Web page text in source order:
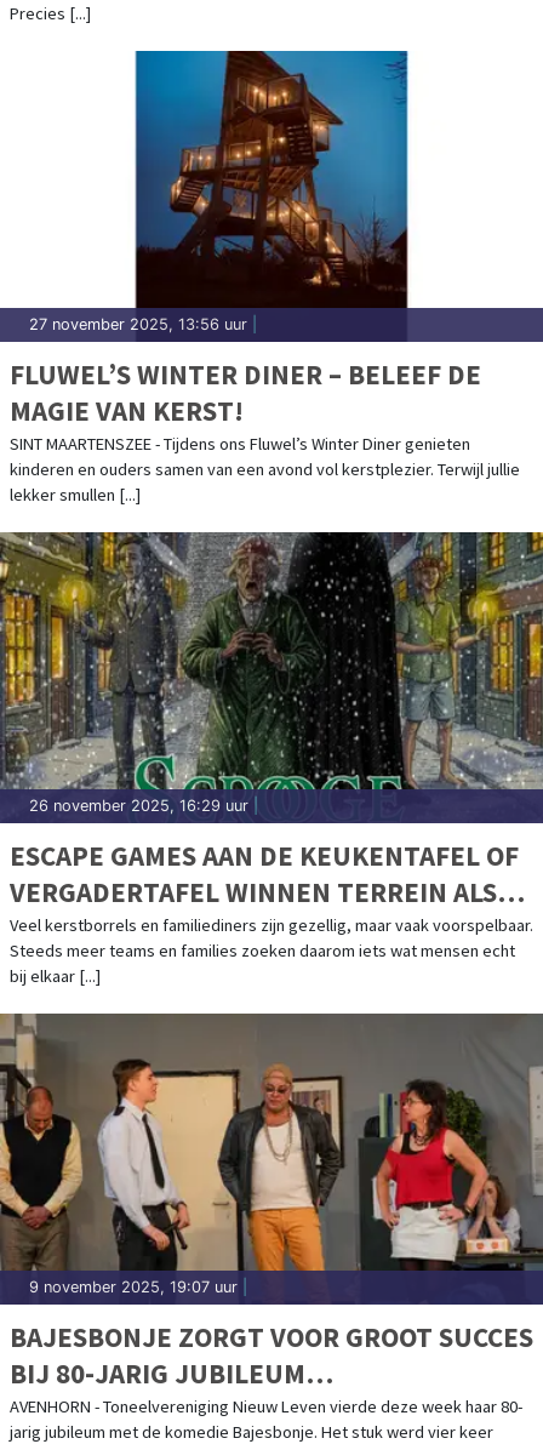
Precies [...]
27 november 2025, 13:56 uur
FLUWEL’S WINTER DINER – BELEEF DE
MAGIE VAN KERST!
SINT MAARTENSZEE - Tijdens ons Fluwel’s Winter Diner genieten
kinderen en ouders samen van een avond vol kerstplezier. Terwijl jullie
lekker smullen [...]
26 november 2025, 16:29 uur
ESCAPE GAMES AAN DE KEUKENTAFEL OF
VERGADERTAFEL WINNEN TERREIN ALS
KERSTACTIVITEIT
Veel kerstborrels en familiediners zijn gezellig, maar vaak voorspelbaar.
Steeds meer teams en families zoeken daarom iets wat mensen echt
bij elkaar [...]
9 november 2025, 19:07 uur
BAJESBONJE ZORGT VOOR GROOT SUCCES
BIJ 80-JARIG JUBILEUM
TONEELVERENIGING NIEUW LEVEN
AVENHORN - Toneelvereniging Nieuw Leven vierde deze week haar 80-
jarig jubileum met de komedie Bajesbonje. Het stuk werd vier keer